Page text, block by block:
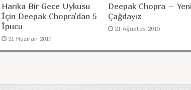
Harika Bir Gece Uykusu
İçin Deepak Chopra’dan 5
İpucu
21 Haziran 2017
Deepak Chopra –
Çağdayız
21 Ağustos 2015